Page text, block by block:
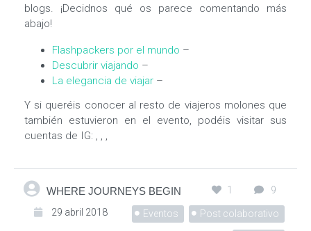
blogs. ¡Decidnos qué os parece comentando más
abajo!
Flashpackers por el mundo –
Descubrir viajando –
La elegancia de viajar –
Y si queréis conocer al resto de viajeros molones que
también estuvieron en el evento, podéis visitar sus
cuentas de IG: , , ,
WHERE JOURNEYS BEGIN 1
9
29 abril 2018
Eventos Post colaborativo